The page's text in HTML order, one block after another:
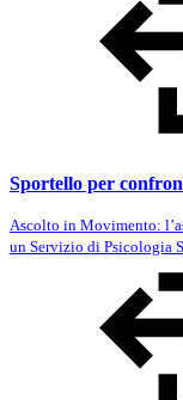
Sportello per
Ascolto in Movimento:
un Servizio di Psicologia